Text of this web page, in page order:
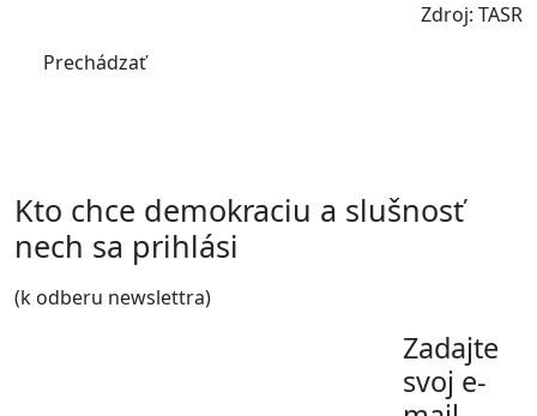
Prechádzať
Zdroj: TASR
Kto chce demokraciu a slušnosť
nech sa prihlási
(k odberu newslettra)
Zadajte
svoj e-